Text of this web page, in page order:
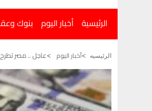
الرئيسية أخبار اليوم بنوك
الرئيسيه أخبار اليوم عاجل .. مصر تطرح